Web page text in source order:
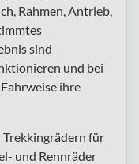
Rahmen, Antrieb,
sind
und bei
ihre
für
und Rennräder